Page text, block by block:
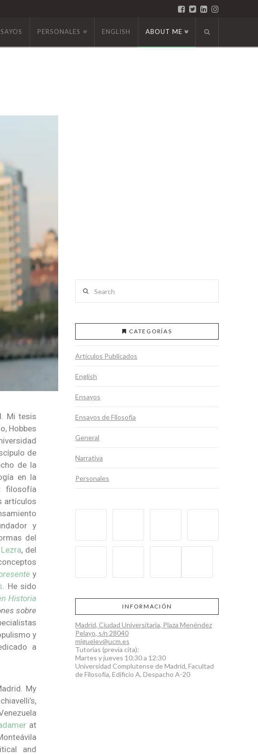
PERSONALES ENGLISH ABOUT ME
Mi tesis
Hobbes
de
de la
en la
filosofía
artículos
y
del
, del
y
. He sido
Historia
sobre
y
a
My
at
and
CATEGORÍAS
Artículos Publicados
English
Ensayos
Ensayos de Filosofía
General
Narrativa
Personales
INFORMACIÓN
Madrid, Ciudad Universitaria, Plaza Menéndez
Pelayo, s/n 28040
miguelev@ucm.es
Tutorías (previa cita):
Martes y jueves 10:30 a 12:30
Universidad Complutense de Madrid, Facultad
de Filosofía, Edificio A, Despacho A-20